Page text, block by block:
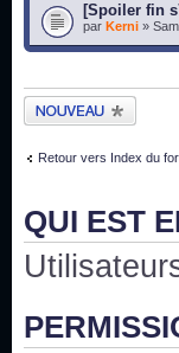
[Spoiler fin
par Kerni »
Publier un nouveau
sujet
Retour vers Index du
QUI EST